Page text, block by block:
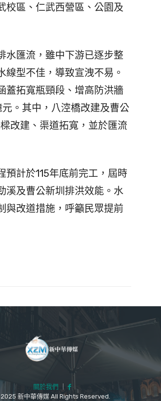
校區、仁武西營區、公園及
匯流，雖中下游已逐步整
型不佳，導致宣洩不易。
蓋拓寬瓶頸段、增高防洪牆
。其中，八涳橋改建及曹公
改建、渠道拓寬，並於匯流
計於115年底前完工，屆時
溪及曹公新圳排洪效能。水
與改道措施，呼籲民眾提前
關於我們
新中華傳媒 All Rights Reserved.